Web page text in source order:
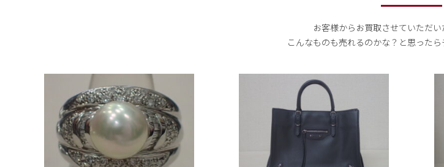
お客様からお買取させていただい
こんなものも売れるのかな？ と思ったら